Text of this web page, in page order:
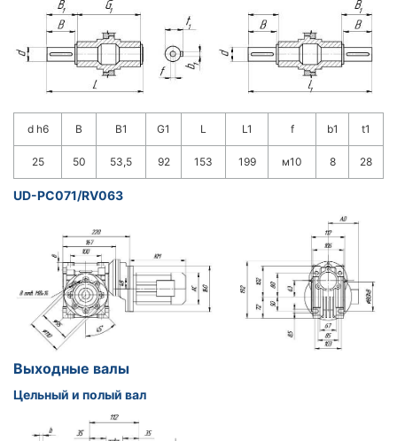
d h6 B B1 G1 L L1 f b1 t1
25 50 53,5 92 153 199 м10 8 28
UD-PC071/RV063
Выходные валы
Цельный и полый вал